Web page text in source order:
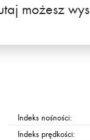
możesz
Indeks nośności:
Indeks prędkości: